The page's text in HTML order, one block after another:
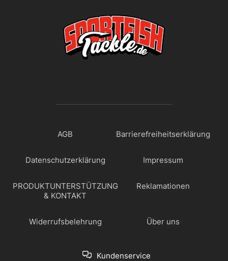
AGB Barrierefreiheitserklärung
Datenschutzerklärung Impressum
PRODUKTUNTERSTÜTZUNG
& KONTAKT
Reklamationen
Widerrufsbelehrung Über uns
Kundenservice